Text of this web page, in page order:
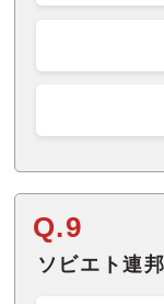
Q.9
ソビエト連